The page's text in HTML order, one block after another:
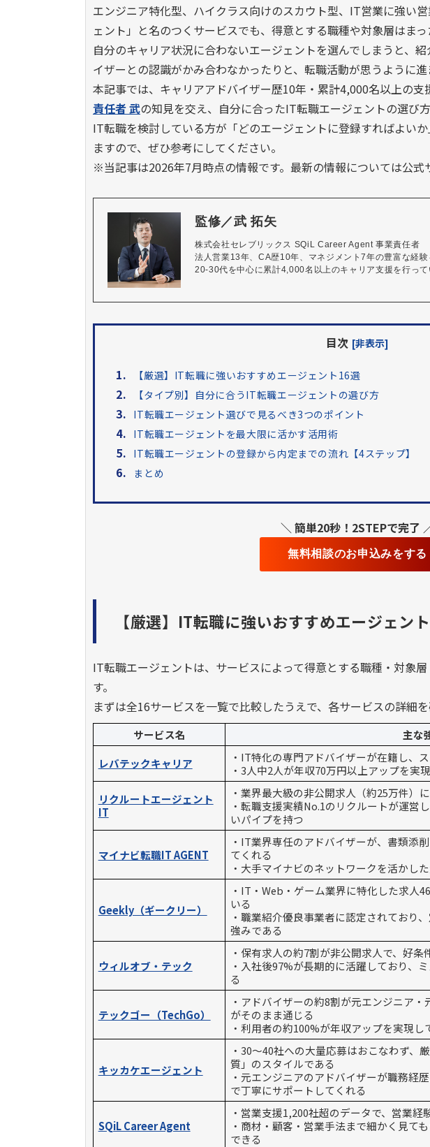
エンジニア特化型、ハイクラス向けのスカウト型、IT営業に強い
ェント」と名のつくサービスでも、得意とする職種や対象層はまっ
自分のキャリア状況に合わないエージェントを選んでしまうと、
イザーとの認識がかみ合わなかったりと、転職活動が思うように進
本記事では、キャリアアドバイザー歴10年・累計4,000名以上の支
責任者 武の知見を交え、自分に合ったIT転職エージェントの選び
IT転職を検討している方が「どのエージェントに登録すればよい
ますので、ぜひ参考にしてください。
※当記事は2026年7月時点の情報です。最新の情報については公式
監修／武 拓矢
株式会社セレブリックス SQiL Career Agent 事業責任者
法人営業13年、CA歴10年、マネジメント7年の豊富な経
20-30代を中心に累計4,000名以上のキャリア支援を行って
目次 [非表示]
1. 【厳選】IT転職に強いおすすめエージェント16選
2. 【タイプ別】自分に合うIT転職エージェントの選び方
3. IT転職エージェント選びで見るべき3つのポイント
4. IT転職エージェントを最大限に活かす活用術
5. IT転職エージェントの登録から内定までの流れ【4ステップ】
6. まとめ
＼ 簡単20秒！2STEPで完了
無料相談のお申込みをする
【厳選】IT転職に強いおすすめエージェン
IT転職エージェントは、サービスによって得意とする職種・対象
す。
まずは全16サービスを一覧で比較したうえで、各サービスの詳細を
サービス名
主な
レバテックキャリア
・IT特化の専門アドバイザーが在籍し、
・3人中2人が年収70万円以上アップを実
リクルートエージェント
IT
・業界最大級の非公開求人（約25万件）
・転職支援実績No.1のリクルートが運営
いパイプを持つ
マイナビ転職IT AGENT
・IT業界専任のアドバイザーが、書類添
てくれる
・大手マイナビのネットワークを活かし
Geekly（ギークリー）
・IT・Web・ゲーム業界に特化した求人
いる
・職業紹介優良事業者に認定されており
強みである
ウィルオブ・テック
・保有求人の約7割が非公開求人で、好条
・入社後97%が長期的に活躍しており、
る
テックゴー（TechGo）
・アドバイザーの約8割が元エンジニア
がそのまま通じる
・利用者の約100%が年収アップを実現
キッカケエージェント
・30〜40社への大量応募はおこなわず、
質」のスタイルである
・元エンジニアのアドバイザーが職務経
で丁寧にサポートしてくれる
SQiL Career Agent
・営業支援1,200社超のデータで、営業
・商材・顧客・営業手法まで細かく見て
できる